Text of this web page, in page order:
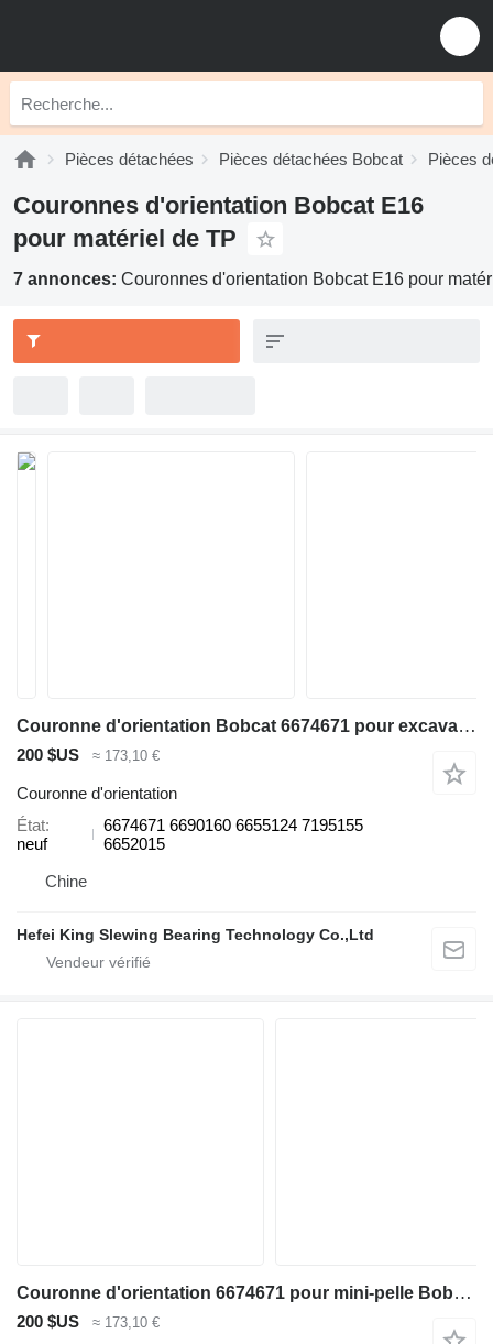
Pièces détachées Pièces détachées Bobcat Pièces
Couronnes d'orientation Bobcat E16
pour matériel de TP
7 annonces: Couronnes d'orientation Bobcat E16 pour
Couronne d'orientation Bobcat 6674671 pour excavateur Bobcat 320 322 322G 323J 329 E16 325 328 331 334 337
200 $US ≈ 173,10 €
Couronne d'orientation
État
neuf
6674671 6690160 6655124 7195155
6652015
Chine
Hefei King Slewing Bearing Technology Co.,Ltd
Couronne d'orientation 6674671 pour mini-pelle Bobcat 320 322 322G 323J 329 E16 325 328 331 334 337
200 $US ≈ 173,10 €